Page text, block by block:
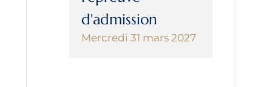
d'admission
Mercredi 31 mars 2027